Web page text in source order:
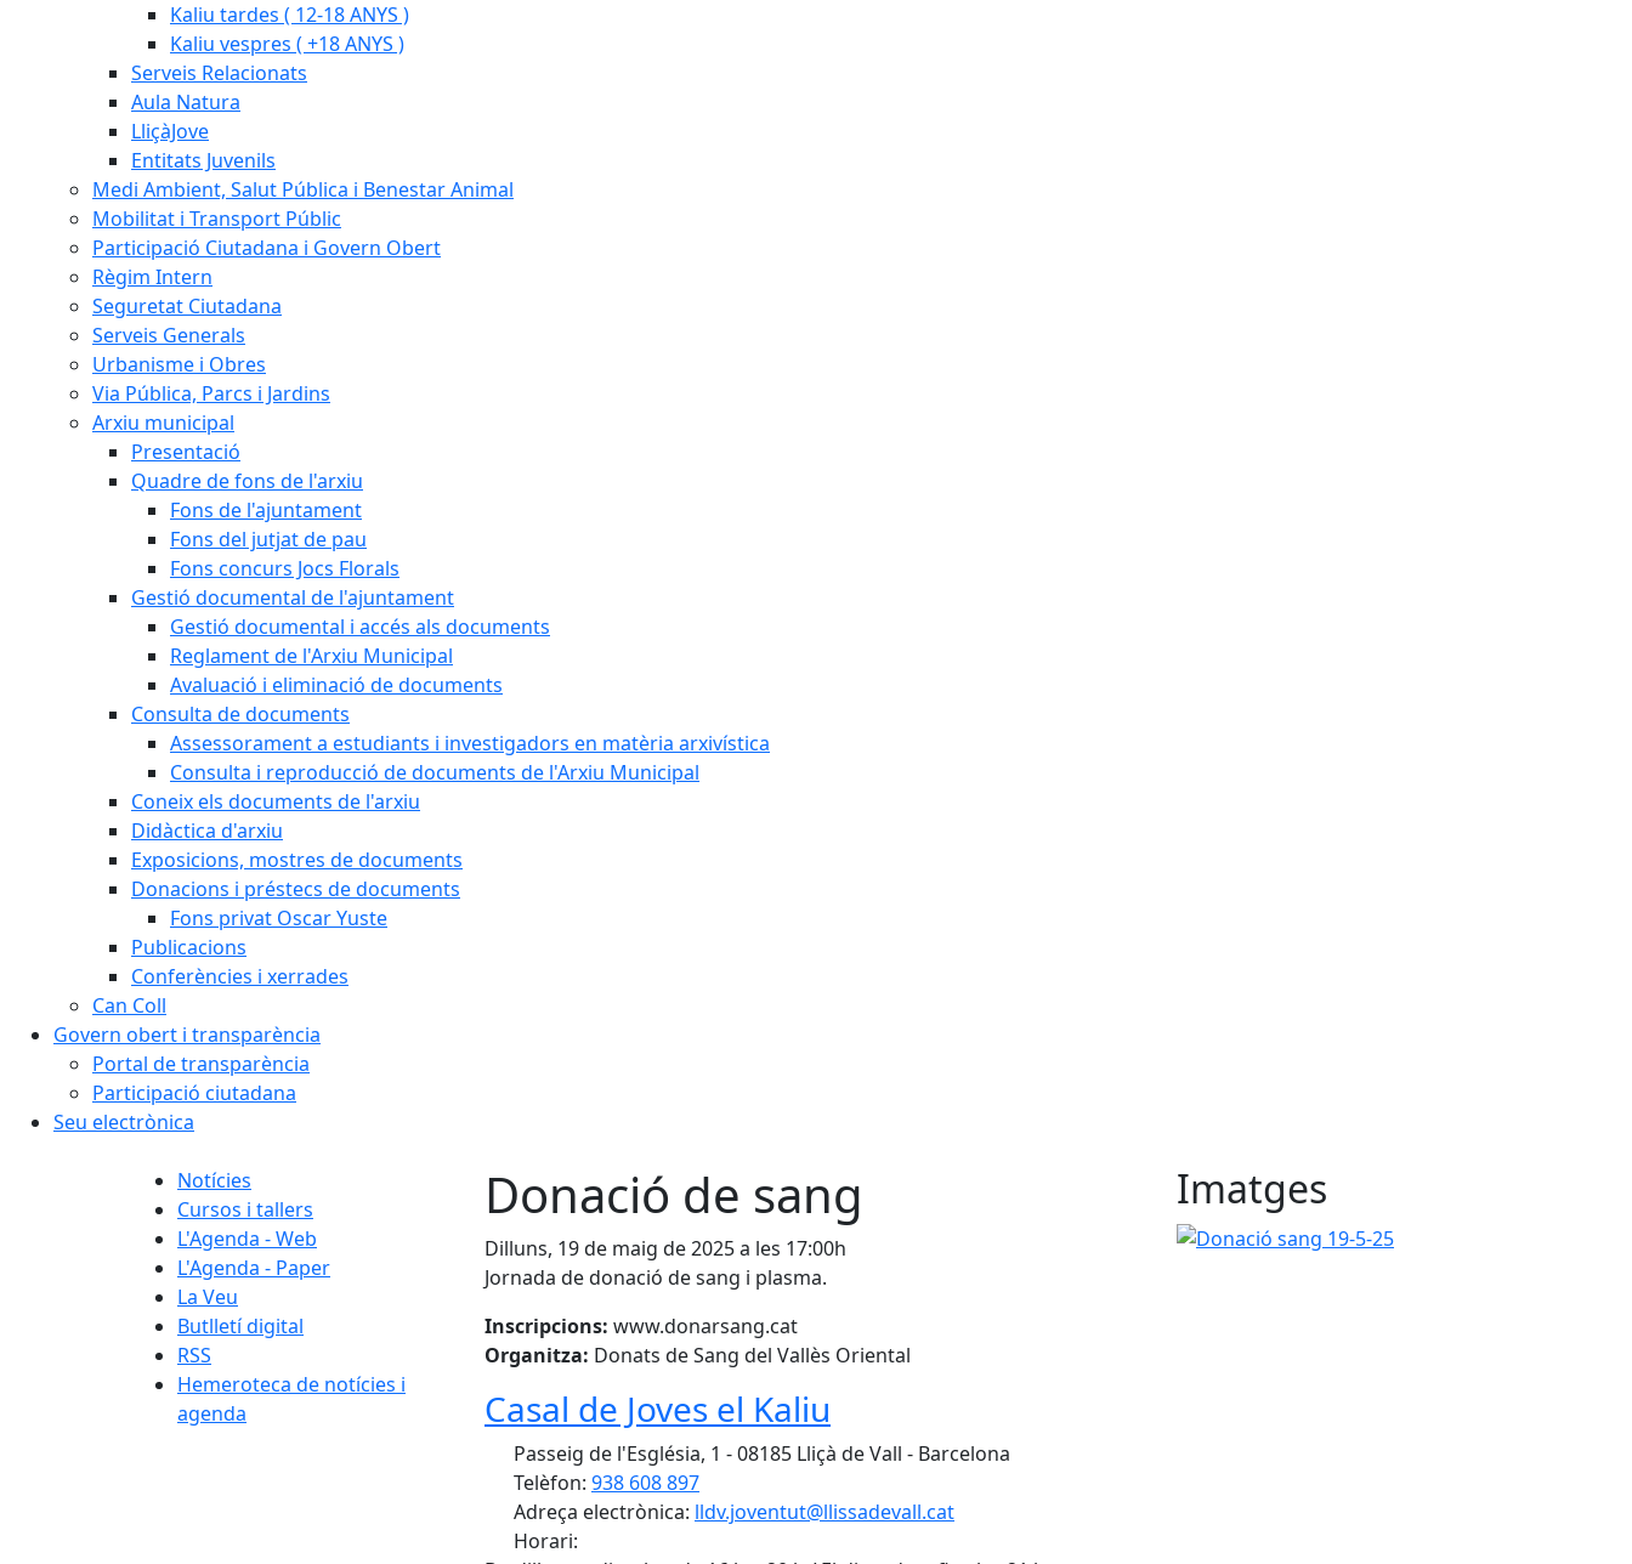
Kaliu tardes ( 12-18 ANYS )
Kaliu vespres ( +18 ANYS )
Serveis Relacionats
Aula Natura
LliçàJove
Entitats Juvenils
Medi Ambient, Salut Pública i Benestar Animal
Mobilitat i Transport Públic
Participació Ciutadana i Govern Obert
Règim Intern
Seguretat Ciutadana
Serveis Generals
Urbanisme i Obres
Via Pública, Parcs i Jardins
Arxiu municipal
Presentació
Quadre de fons de l'arxiu
Fons de l'ajuntament
Fons del jutjat de pau
Fons concurs Jocs Florals
Gestió documental de l'ajuntament
Gestió documental i accés als documents
Reglament de l'Arxiu Municipal
Avaluació i eliminació de documents
Consulta de documents
Assessorament a estudiants i investigadors en matèria arxivística
Consulta i reproducció de documents de l'Arxiu Municipal
Coneix els documents de l'arxiu
Didàctica d'arxiu
Exposicions, mostres de documents
Donacions i préstecs de documents
Fons privat Oscar Yuste
Publicacions
Conferències i xerrades
Can Coll
Govern obert i transparència
Portal de transparència
Participació ciutadana
Seu electrònica
Notícies
Cursos i tallers
L'Agenda - Web
L'Agenda - Paper
La Veu
Butlletí digital
RSS
Hemeroteca de notícies i
agenda
Donació de sang
Dilluns, 19 de maig de 2025 a les 17:00h
Jornada de donació de sang i plasma.
Inscripcions: www.donarsang.cat
Organitza: Donats de Sang del Vallès Oriental
Casal de Joves el Kaliu
Passeig de l'Església, 1 - 08185 Lliçà de Vall - Barcelona
Telèfon: 938 608 897
Adreça electrònica: lldv.joventut@llissadevall.cat
Horari:
Imatges
Donació sang 19-5-25